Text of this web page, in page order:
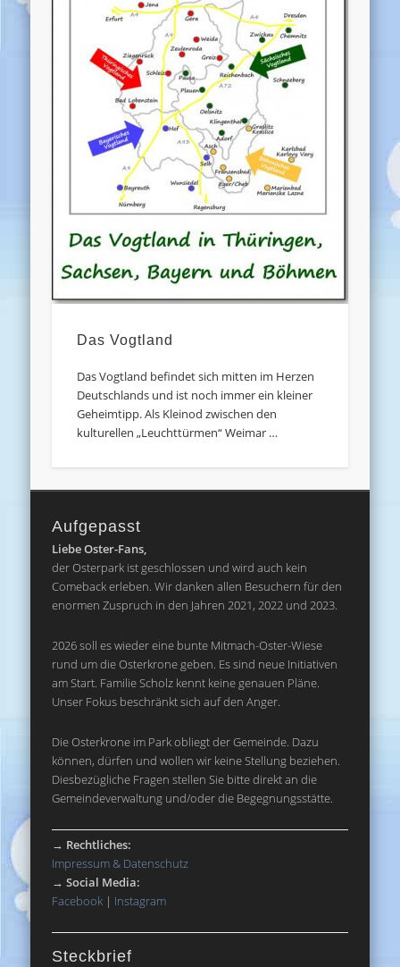
Das Vogtland
Das Vogtland befindet sich mitten im Herzen
Deutschlands und ist noch immer ein kleiner
Geheimtipp. Als Kleinod zwischen den
kulturellen „Leuchttürmen“ Weimar …
Aufgepasst
Liebe Oster-Fans,
der Osterpark ist geschlossen und wird auch kein
Comeback erleben. Wir danken allen Besuchern für den
enormen Zuspruch in den Jahren 2021, 2022 und 2023.
2026 soll es wieder eine bunte Mitmach-Oster-Wiese
rund um die Osterkrone geben. Es sind neue Initiativen
am Start. Familie Scholz kennt keine genauen Pläne.
Unser Fokus beschränkt sich auf den Anger.
Die Osterkrone im Park obliegt der Gemeinde. Dazu
können, dürfen und wollen wir keine Stellung beziehen.
Diesbezügliche Fragen stellen Sie bitte direkt an die
Gemeindeverwaltung und/oder die Begegnungsstätte.
→ Rechtliches:
Impressum & Datenschutz
→Social Media:
Facebook | Instagram
Steckbrief